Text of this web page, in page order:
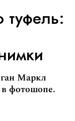
Маркл
фотошопе.